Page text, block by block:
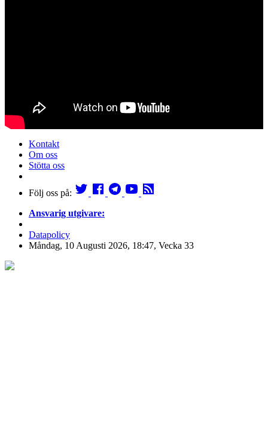
Kontakt
Om oss
Stötta oss
Följ oss på:
Ansvarig utgivare:
Datapolicy
Måndag, 10 Augusti 2026, 18:47, Vecka 33